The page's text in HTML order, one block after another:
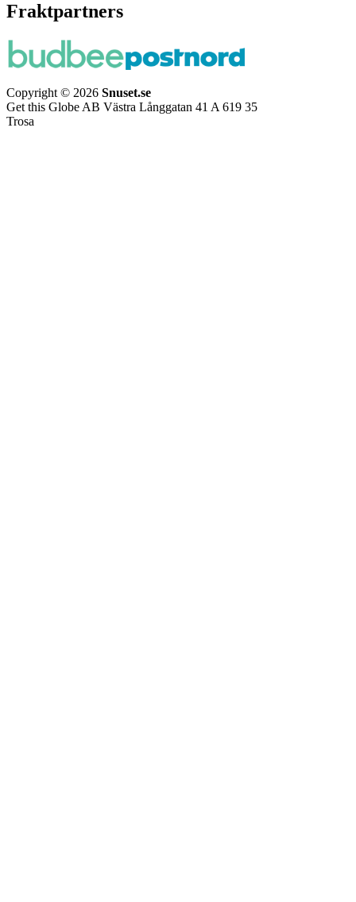
Fraktpartners
Copyright © 2026 Snuset.se
Get this Globe AB Västra Långgatan 41 A 619 35
Trosa